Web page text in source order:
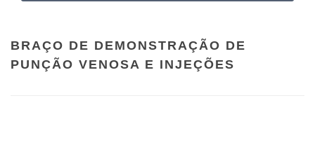
BRAÇO DE DEMONSTRAÇÃO DE
PUNÇÃO VENOSA E INJEÇÕES